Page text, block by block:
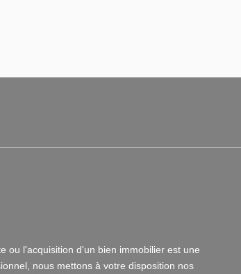
ou l'acquisition d'un bien immobilier est une
nous mettons à votre disposition nos